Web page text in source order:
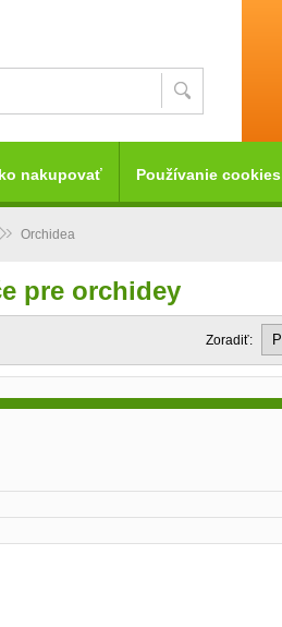
Orchidea
pre orchidey
Zoradiť:
nakupovať Používanie cookies